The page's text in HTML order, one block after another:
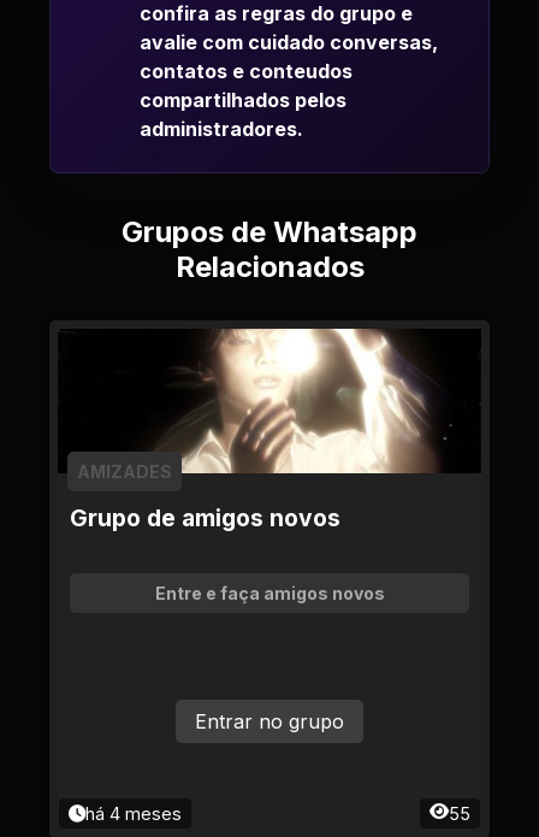
confira as regras do grupo e
avalie com cuidado conversas,
contatos e conteudos
compartilhados pelos
administradores.
Grupos de Whatsapp
Relacionados
Grupo de amigos novos
AMIZADES
Entre e faça amigos novos
há 4 meses 55
Entrar no grupo